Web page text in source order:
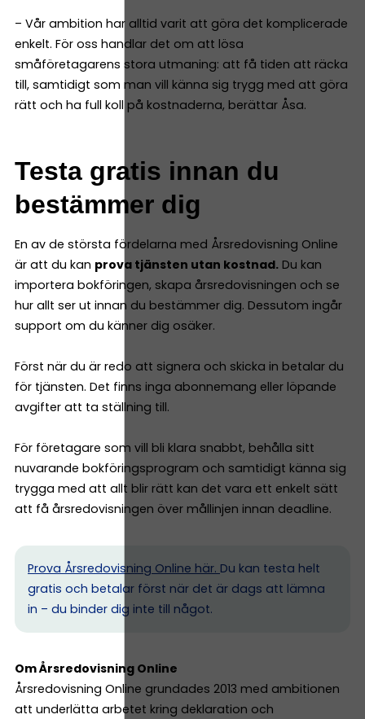
– Vår ambition har alltid varit att göra det komplicerade
enkelt. För oss handlar det om att lösa
småföretagarens stora utmaning: att få tiden att räcka
till, samtidigt som man vill känna sig trygg med att göra
rätt och ha full koll på kostnaderna, berättar Åsa.
Testa gratis innan du
bestämmer dig
En av de största fördelarna med Årsredovisning Online
är att du kan prova tjänsten utan kostnad. Du kan
importera bokföringen, skapa årsredovisningen och se
hur allt ser ut innan du bestämmer dig. Dessutom ingår
support om du känner dig osäker.
Först när du är redo att signera och skicka in betalar du
för tjänsten. Det finns inga abonnemang eller löpande
avgifter att ta ställning till.
För företagare som vill bli klara snabbt, behålla sitt
nuvarande bokföringsprogram och samtidigt känna sig
trygga med att allt blir rätt kan det vara ett enkelt sätt
att få årsredovisningen över mållinjen innan deadline.
Prova Årsredovisning Online här. Du kan testa helt
gratis och betalar först när det är dags att lämna
in – du binder dig inte till något.
Om Årsredovisning Online
Årsredovisning Online grundades 2013 med ambitionen
att underlätta arbetet kring deklaration och